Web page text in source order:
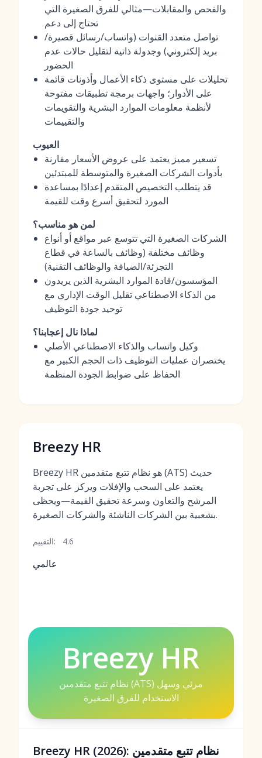
والفحص والمقابلات—مثالي للفرق الصغيرة التي
تحتاج إلى دعم
تواصل متعدد القنوات (واتساب/رسائل قصيرة/
بريد إلكتروني) وجدولة ذاتية لتقليل حالات عدم
الحضور
تحليلات على مستوى ذكاء الأعمال وأذونات قائمة
على الأدوار؛ واجهات برمجة تطبيقات مفتوحة
لأنظمة معلومات الموارد البشرية والتقويمات
والتقييمات
العيوب
تسعير مميز يعتمد على عروض الأسعار مقارنة
بأدوات الشركات الصغيرة والمتوسطة للمبتدئين
قد يتطلب التخصيص المتقدم إعدادًا بمساعدة
المورد لتحقيق أسرع وقت للقيمة
لمن هو مناسب؟
الشركات الصغيرة التي تتوسع عبر مواقع أو أنواع
وظائف مختلفة (وظائف بالساعة في قطاع
التجزئة/الضيافة والوظائف التقنية)
المؤسسون/قادة الموارد البشرية الذين يريدون
من الذكاء الاصطناعي تقليل الوقت الإداري مع
توحيد جودة التوظيف
لماذا نال إعجابنا؟
وكيل واتساب والذكاء الاصطناعي الأصلي
يختصران عمليات التوظيف ذات الحجم الكبير مع
الحفاظ على ضوابط الجودة المنظمة
Breezy HR
Breezy HR هو نظام تتبع متقدمين (ATS) حديث
يعتمد على السحب والإفلات ويركز على تجربة
المرشح والتعاون وسرعة تحقيق القيمة—ويحظى
بشعبية بين الشركات الناشئة والشركات الصغيرة.
التقييم: 4.6
عالمي
Breezy HR
نظام تتبع متقدمين (ATS) مرئي وسهل
الاستخدام للفرق الصغيرة
Breezy HR (2026): نظام تتبع متقدمين